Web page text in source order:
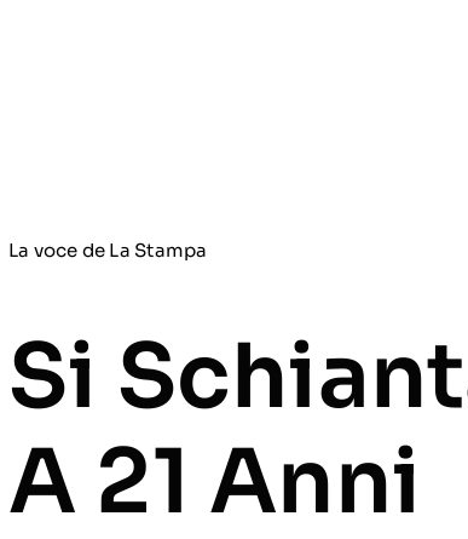
La voce de La Stampa
Si
A 21 Anni